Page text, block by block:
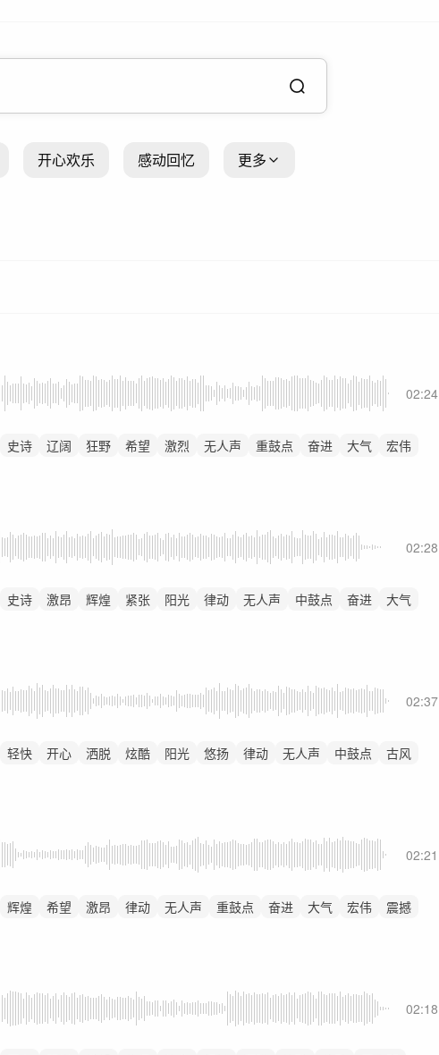
开心欢乐 感动回忆 更多
02:24
史诗 辽阔 狂野 希望 激烈 无人声 重鼓点 奋进 大气
宏伟
02:28
史诗 激昂 辉煌 紧张 阳光 律动 无人声 中鼓点 奋进
大气
02:37
轻快 开心 洒脱 炫酷 阳光 悠扬 律动 无人声 中鼓点
古风
02:21
辉煌 希望 激昂 律动 无人声 重鼓点 奋进 大气 宏伟
震撼
02:18